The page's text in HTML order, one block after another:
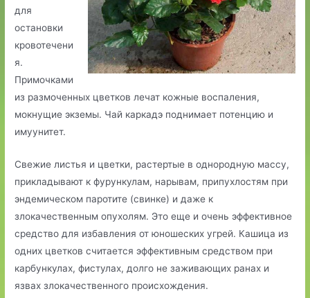
для
остановки
кровотечени
я.
Примочками
из размоченных цветков лечат кожные воспаления,
мокнущие экземы. Чай каркадэ поднимает потенцию и
имуунитет.
Свежие листья и цветки, растертые в однородную массу,
прикладывают к фурункулам, нарывам, припухлостям при
эндемическом паротите (свинке) и даже к
злокачественным опухолям. Это еще и очень эффективное
средство для избавления от юношеских угрей. Кашица из
одних цветков считается эффективным средством при
карбункулах, фистулах, долго не заживающих ранах и
язвах злокачественного происхождения.